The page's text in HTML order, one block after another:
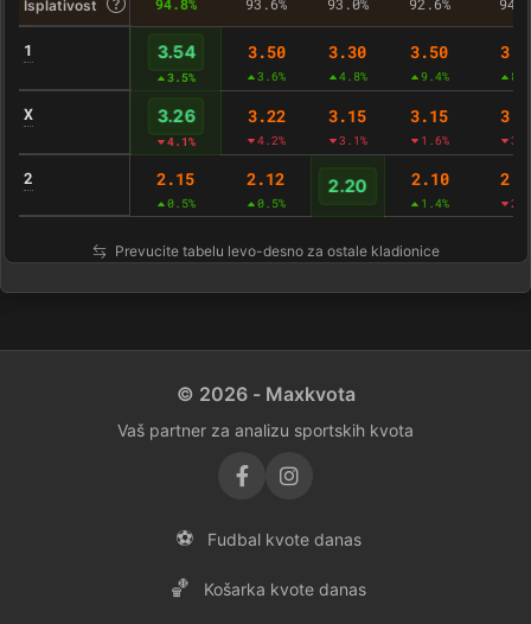
Isplativost 94.8% 93.6% 93.0% 92.6%
1 3.54
3.5%
3.50
3.6%
3.30
4.8%
3.50
9.4%
X 3.26
4.1%
3.22
4.2%
3.15
3.1%
3.15
1.6%
2 2.15
0.5%
2.12
0.5%
2.20 2.10
1.4%
Prevucite tabelu levo-desno za ostale kladionice
© 2026 - Maxkvota
Vaš partner za analizu sportskih kvota
⚽ Fudbal kvote danas
🏀 Košarka kvote danas